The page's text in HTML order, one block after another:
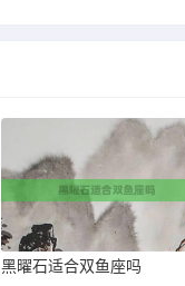
黑曜石适合双鱼座吗